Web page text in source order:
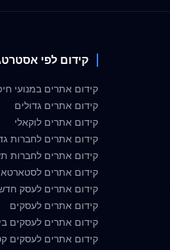
קידום לפי
קידום אתרים במנועי
קידום אתרים גדולים
קידום אתרים לוקאלי
קידום אתרים לחברות
קידום אתרים לחברות
קידום אתרים
קידום אתרים לעסק
קידום אתרים לעסקים
קידום אתרים לעסקים
קידום אתרים לעסקים